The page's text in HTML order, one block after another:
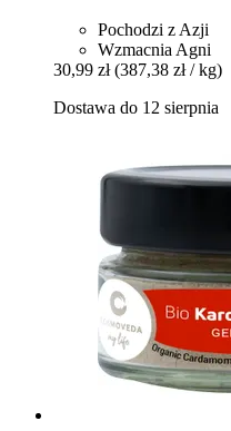
Pochodzi z Azji
Wzmacnia Agni
30,99 zł (387,38 zł / kg)
Dostawa do 12 sierpnia